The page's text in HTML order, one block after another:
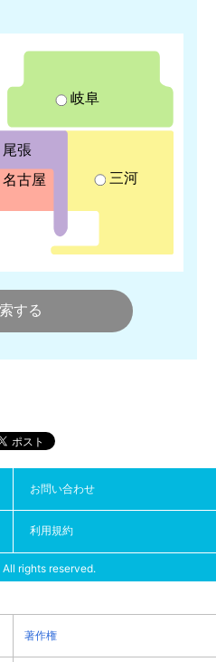
岐阜
尾張
名古屋
三河
お問い合わせ
利用規約
rights reserved.
著作権